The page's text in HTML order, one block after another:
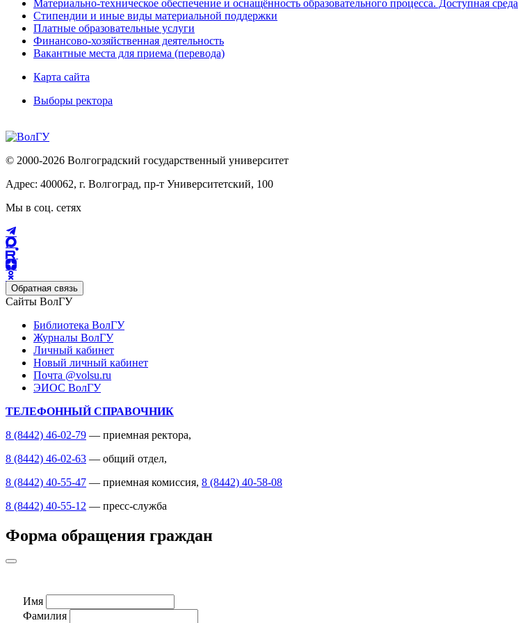
Материально-техническое обеспечение и оснащённость образовательного процесса. Доступная среда
Стипендии и иные виды материальной поддержки
Платные образовательные услуги
Финансово-хозяйственная деятельность
Вакантные места для приема (перевода)
Карта сайта
Выборы ректора
© 2000-2026 Волгоградский государственный университет
Адрес: 400062, г. Волгоград, пр-т Университетский, 100
Мы в соц. сетях
Обратная связь
Сайты ВолГУ
Библиотека ВолГУ
Журналы ВолГУ
Личный кабинет
Новый личный кабинет
Почта @volsu.ru
ЭИОС ВолГУ
ТЕЛЕФОННЫЙ СПРАВОЧНИК
8 (8442) 46-02-79 — приемная ректора,
8 (8442) 46-02-63 — общий отдел,
8 (8442) 40-55-47 — приемная комиссия, 8 (8442) 40-58-08
8 (8442) 40-55-12 — пресс-служба
Форма обращения граждан
Имя
Фамилия